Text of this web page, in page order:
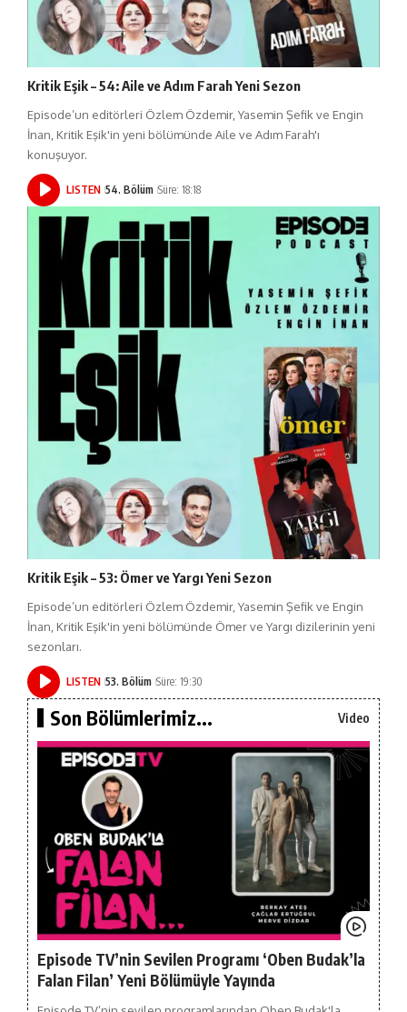
Kritik Eşik – 54: Aile ve Adım Farah Yeni Sezon
Episode’un editörleri Özlem Özdemir, Yasemin Şefik ve Engin
İnan, Kritik Eşik'in yeni bölümünde Aile ve Adım Farah'ı
konuşuyor.
LISTEN 54. Bölüm Süre: 18:18
Kritik Eşik – 53: Ömer ve Yargı Yeni Sezon
Episode’un editörleri Özlem Özdemir, Yasemin Şefik ve Engin
İnan, Kritik Eşik'in yeni bölümünde Ömer ve Yargı dizilerinin yeni
sezonları.
LISTEN 53. Bölüm Süre: 19:30
Son Bölümlerimiz... Video
Episode TV’nin Sevilen Programı ‘Oben Budak’la
Falan Filan’ Yeni Bölümüyle Yayında